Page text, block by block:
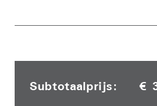
Subtotaalprijs: €